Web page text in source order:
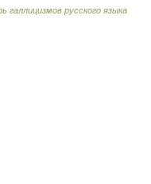
галлицизмов русского языка